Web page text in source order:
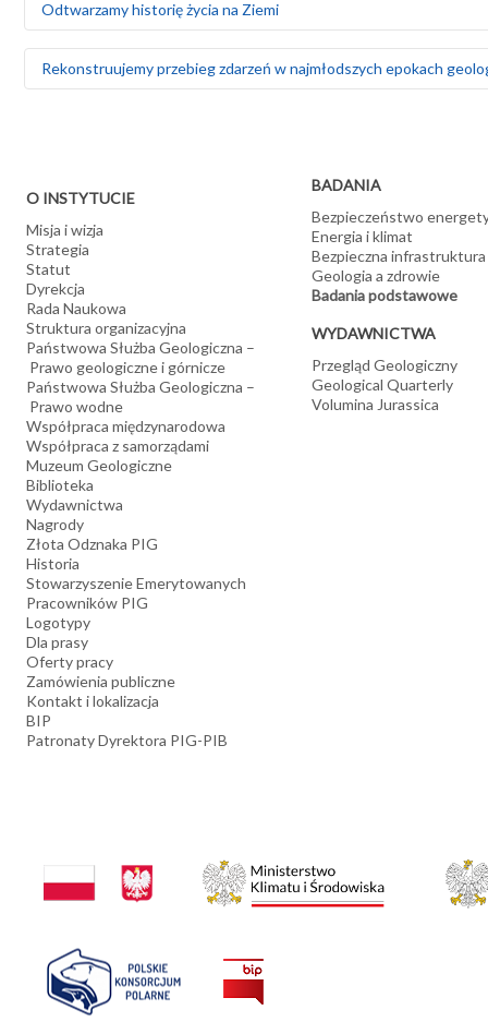
Wykonujemy pomiary i analizę przewodności cieplnej skał
Interpretujemy wyniki pomiarów geofizyki otworowej
W Laboratorium Paleomagnetycznym prowadzimy badania, za
pośrednio wiek jego pozyskania
jakimi są: mikroskopia elektronowa wraz z mikroanalizą
Wyniki prowadzonych przez nas badań mineralogiczno-
Badamy próbki geologiczne (skały, rudy i minerały),
(kamienie budowlane i drogowe, surowce przemysłu
Odtwarzamy historię życia na Ziemi
biostratygraficznych i paleośrodowiskowych
Analizujemy ewolucję bezkręgowców (amonitowatych,
Rekonstruujemy przebieg zdarzeń w najmłodszych epokach
O INSTYTUCIE
Misja i wizja
Strategia
Statut
Dyrekcja
Rada Naukowa
Struktura organizacyjna
Państwowa Służba Geologiczna –
Prawo geologiczne i górnicze
Państwowa Służba Geologiczna –
Prawo wodne
Współpraca międzynarodowa
Współpraca z samorządami
Muzeum Geologiczne
Biblioteka
Wydawnictwa
Nagrody
Złota Odznaka PIG
Historia
Stowarzyszenie Emerytowanych
Pracowników PIG
Logotypy
Dla prasy
Oferty pracy
Zamówienia publiczne
Kontakt i lokalizacja
BIP
Patronaty Dyrektora PIG-PIB
BADANIA
Bezpieczeństwo
Energia i klimat
Bezpieczna infrastruktura
Geologia a zdrowie
Badania podstawowe
WYDAWNICTWA
Przegląd Geologiczny
Geological Quarterly
Volumina Jurassica